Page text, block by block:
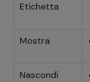
Etichetta
Mostra
Nascondi